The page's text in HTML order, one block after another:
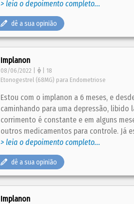
> leia o depoimento completo...
dê a sua opinião
Implanon
08/06/2022 | | 18
Etonogestrel (68MG) para Endometriose
Estou com o implanon a 6 meses, e
caminhando para uma depressão, libido
corrimento é constante e em alguns
outros medicamentos para controle. Já
> leia o depoimento completo...
dê a sua opinião
Implanon